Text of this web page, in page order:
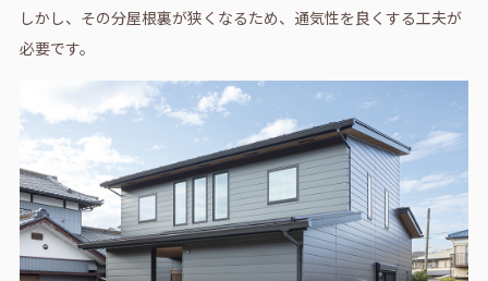
しかし、その分屋根裏が狭くなるため、通気性を良くする工夫が
必要です。